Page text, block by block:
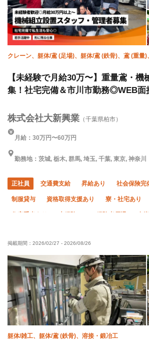
クレーン、躯体/鳶 (足場)、躯体/鳶 (鉄骨)、鳶 (重量
【未経験で月給30万〜】重量鳶・機
集！社宅完備＆市川市勤務◎WEB面
株式会社大新興業 （千葉県柏市）
月給：30万円〜60万円
勤務地：茨城, 栃木, 群馬, 埼玉, 千葉, 東京, 神奈川
正社員 交通費支給 昇給あり 社会保険完
制服貸与 資格取得支援あり 寮・社宅あり
住宅手当あり 未経験OK 経験者優遇 有
掲載期間： 2026/02/27 - 2026/08/26
躯体/雑工、躯体/鳶 (鉄骨)、溶接・鍛冶工